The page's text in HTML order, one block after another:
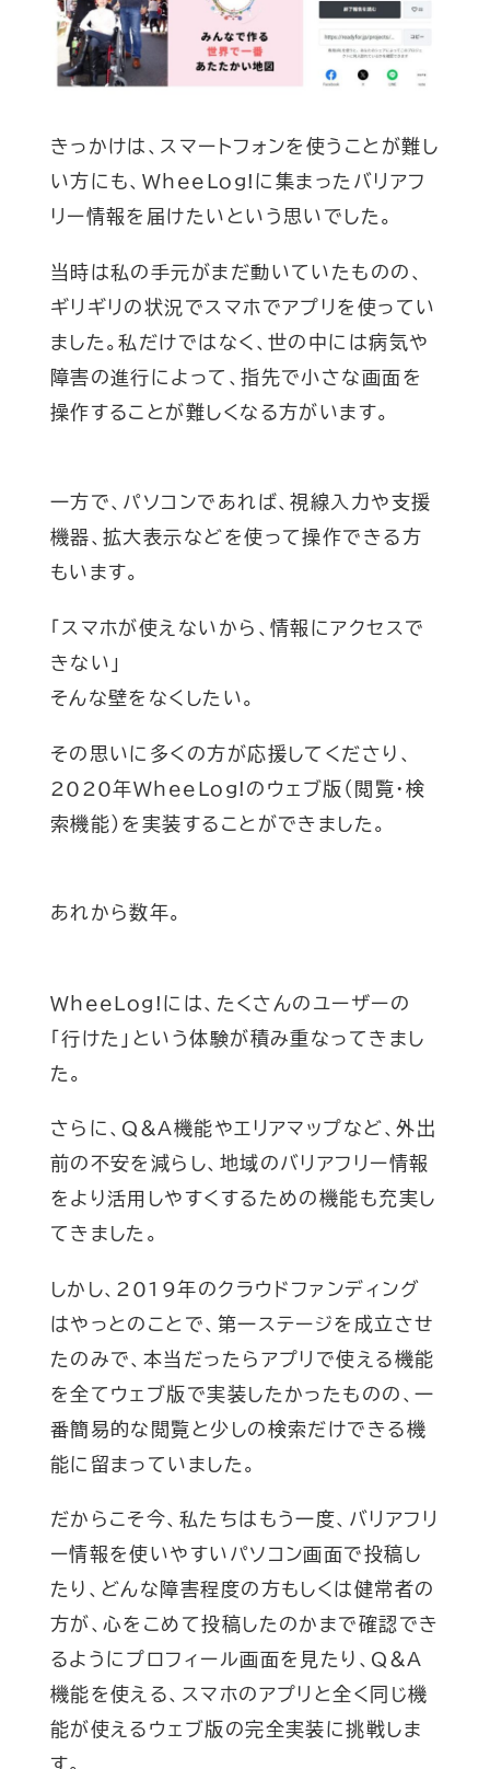
きっかけは、スマートフォンを使うことが難し
い方にも、WheeLog!に集まったバリアフ
リー情報を届けたいという思いでした。
当時は私の手元がまだ動いていたものの、
ギリギリの状況でスマホでアプリを使ってい
ました。私だけではなく、世の中には病気や
障害の進行によって、指先で小さな画面を
操作することが難しくなる方がいます。
一方で、パソコンであれば、視線入力や支援
機器、拡大表示などを使って操作できる方
もいます。
「スマホが使えないから、情報にアクセスで
きない」
そんな壁をなくしたい。
その思いに多くの方が応援してくださり、
2020年WheeLog!のウェブ版（閲覧・検
索機能）を実装することができました。
あれから数年。
WheeLog!には、たくさんのユーザーの
「行けた」という体験が積み重なってきまし
た。
さらに、Q&A機能やエリアマップなど、外出
前の不安を減らし、地域のバリアフリー情報
をより活用しやすくするための機能も充実し
てきました。
しかし、2019年のクラウドファンディング
はやっとのことで、第一ステージを成立させ
たのみで、本当だったらアプリで使える機能
を全てウェブ版で実装したかったものの、一
番簡易的な閲覧と少しの検索だけできる機
能に留まっていました。
だからこそ今、私たちはもう一度、バリアフリ
ー情報を使いやすいパソコン画面で投稿し
たり、どんな障害程度の方もしくは健常者の
方が、心をこめて投稿したのかまで確認でき
るようにプロフィール画面を見たり、Q&A
機能を使える、スマホのアプリと全く同じ機
能が使えるウェブ版の完全実装に挑戦しま
す。